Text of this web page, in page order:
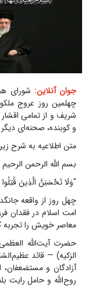
جوان آنلاین: شورای
چهلمین روز عروج
شریف و از تمامی
و کوبنده، صحنه‌ای دیگر
متن اطلاعیه به شرح
بسم الله الرحمن الرحیم
"وَلَا تَحْسَبَنَّ الَّذِینَ
چهل روز از واقعه
امت اسلام در فقدان
معاصر خویش را تجربه
حضرت آیت‌الله
الزکیه) — قائد
آزادگان و
روح‌الله و حامل رایت